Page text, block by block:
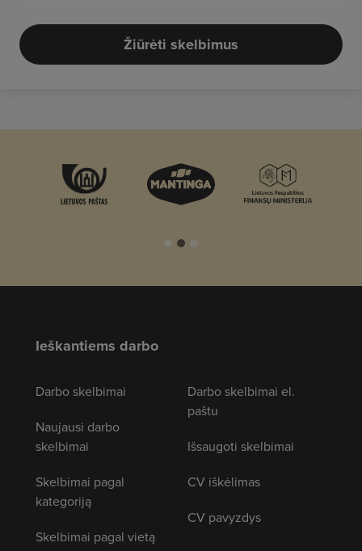
Žiūrėti skelbimus
Ieškantiems darbo
Darbo skelbimai
Naujausi darbo
skelbimai
Skelbimai pagal
kategoriją
Skelbimai pagal vietą
Darbo skelbimai el.
paštu
Išsaugoti skelbimai
CV iškėlimas
CV pavyzdys